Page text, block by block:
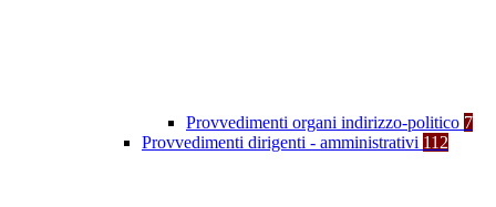
Provvedimenti organi indirizzo-politico 7
Provvedimenti dirigenti - amministrativi 112